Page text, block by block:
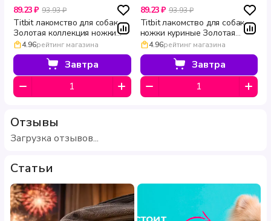
89.23 ₽ 93.93 ₽
Titbit лакомство для собак
Золотая коллекция ножки
утиные 55 г
4.96рейтинг магазина
Завтра
89.23 ₽ 93.93 ₽
Titbit лакомство для собак
ножки куриные Золотая
коллекция 55 г
4.96рейтинг магазина
Завтра
Отзывы
Загрузка отзывов...
Статьи